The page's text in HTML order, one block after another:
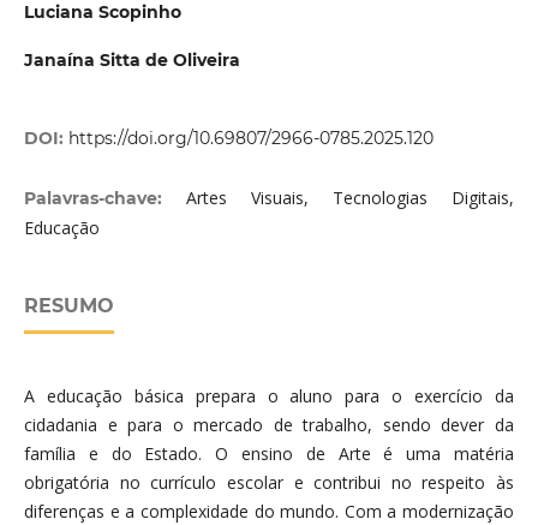
Luciana Scopinho
Janaína Sitta de Oliveira
DOI: https://doi.org/10.69807/2966-0785.2025.120
Palavras-chave: Artes Visuais, Tecnologias Digitais,
Educação
RESUMO
A educação básica prepara o aluno para o exercício da
cidadania e para o mercado de trabalho, sendo dever da
família e do Estado. O ensino de Arte é uma matéria
obrigatória no currículo escolar e contribui no respeito às
diferenças e a complexidade do mundo. Com a modernização